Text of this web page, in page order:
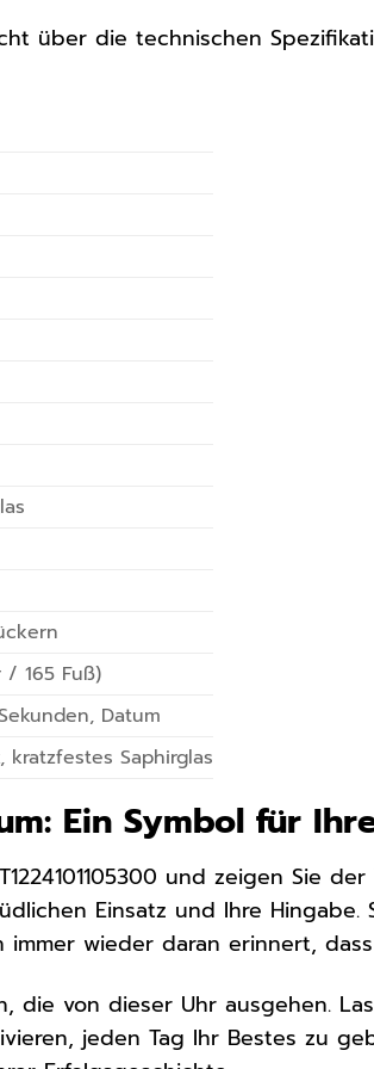
über die technischen
165 Fuß)
Datum
kratzfestes Saphirglas
Ein Symbol für
und zeigen Sie
Einsatz und Ihre
wieder daran erinnert,
die von dieser Uhr ausgehen.
jeden Tag Ihr Bestes zu